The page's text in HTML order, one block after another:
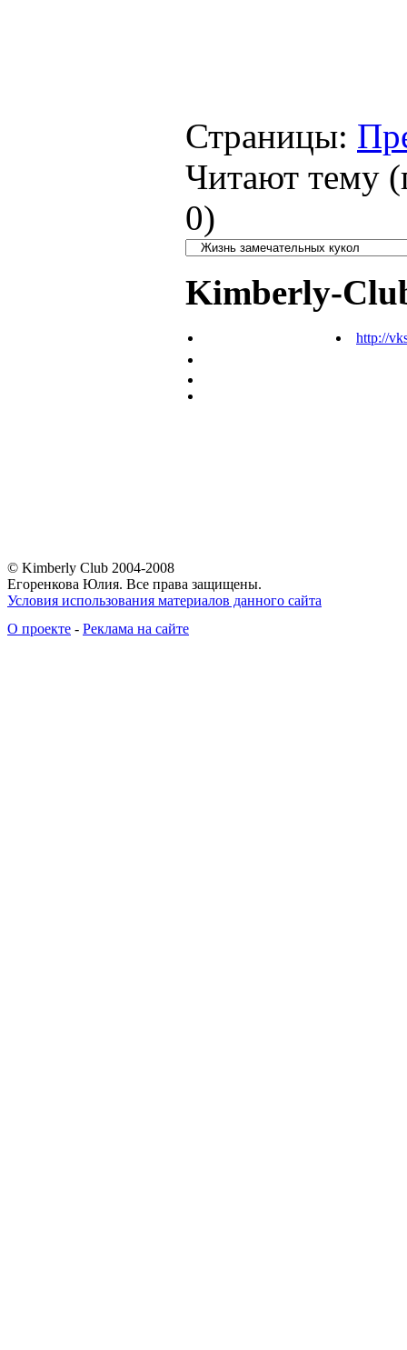
Страницы:
Читают тему
0)
Kimberly-
http://
© Kimberly Club 2004-2008
Егоренкова Юлия. Все права защищены.
Условия использования материалов данного сайта
О проекте - Реклама на сайте